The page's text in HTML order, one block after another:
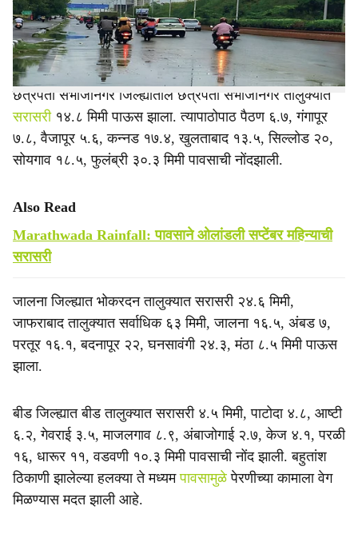
e
पाऊस झाला. जालना जिल्ह्यातील जाफराबाद तालुक्यात सर्वाधिक
सरासरी ६३ मिमी पावसाची नोंद झाली. याच जिल्ह्यातील कुंभारझरी
मंडलात ६७.५ मिमी इतकी अतिवृष्टी नोंदवली गेली.
छत्रपती संभाजीनगर जिल्ह्यातील छत्रपती संभाजीनगर तालुक्यात
सरासरी १४.८ मिमी पाऊस झाला. त्यापाठोपाठ पैठण ६.७, गंगापूर
७.८, वैजापूर ५.६, कन्नड १७.४, खुलताबाद १३.५, सिल्लोड २०,
सोयगाव १८.५, फुलंब्री ३०.३ मिमी पावसाची नोंदझाली.
Also Read
Marathwada Rainfall: पावसाने ओलांडली सप्टेंबर महिन्याची
सरासरी
जालना जिल्ह्यात भोकरदन तालुक्यात सरासरी २४.६ मिमी,
जाफराबाद तालुक्यात सर्वाधिक ६३ मिमी, जालना १६.५, अंबड ७,
परतूर १६.१, बदनापूर २२, घनसावंगी २४.३, मंठा ८.५ मिमी पाऊस
झाला.
बीड जिल्ह्यात बीड तालुक्यात सरासरी ४.५ मिमी, पाटोदा ४.८, आष्टी
६.२, गेवराई ३.५, माजलगाव ८.९, अंबाजोगाई २.७, केज ४.१, परळी
१६, धारूर ११, वडवणी १०.३ मिमी पावसाची नोंद झाली. बहुतांश
ठिकाणी झालेल्या हलक्या ते मध्यमपावसामुळेपेरणीच्या कामाला वेग
मिळण्यास मदत झाली आहे.